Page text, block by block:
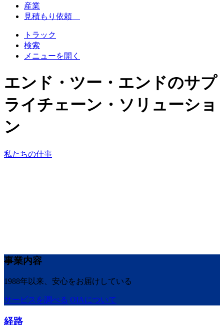
産業
見積もり依頼
トラック
検索
メニューを開く
エンド・ツー・エンドのサプ
ライチェーン・ソリューショ
ン
私たちの仕事
事業内容
1988年以来、安心をお届けしている
サービスを調べる OIAについて
経路